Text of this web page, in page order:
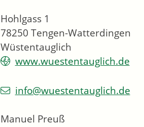
Wüstentauglich
Hohlgass 1
78250 Tengen-Watterdingen
www.wuestentauglich.de
info@wuestentauglich.de
Manuel Preuß